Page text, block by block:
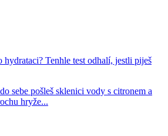
Tenhle test odhalí, jestli piješ
sebe pošleš sklenici vody s citronem a
hryže...